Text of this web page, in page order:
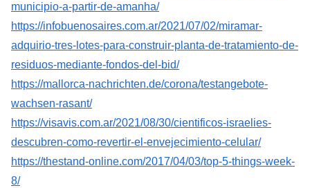
municipio-a-partir-de-amanha/
https://infobuenosaires.com.ar/2021/07/02/miramar-
adquirio-tres-lotes-para-construir-planta-de-tratamiento-de-
residuos-mediante-fondos-del-bid/
https://mallorca-nachrichten.de/corona/testangebote-
wachsen-rasant/
https://visavis.com.ar/2021/08/30/cientificos-israelies-
descubren-como-revertir-el-envejecimiento-celular/
https://thestand-online.com/2017/04/03/top-5-things-week-
8/